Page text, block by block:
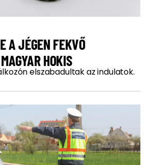
A JÉGEN FEKVŐ
HOKIS
elszabadultak az indulatok.